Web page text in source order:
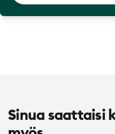
Sinua saattaisi